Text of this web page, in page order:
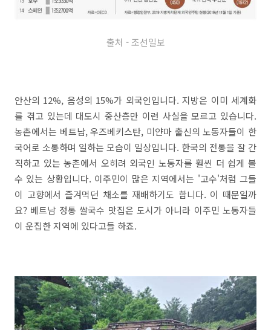
출처 - 조선일보
안산의 12%, 음성의 15%가 외국인입니다. 지방은 이미 세계화
를 겪고 있는데 대도시 중산층만 이런 사실을 모르고 있습니다.
농촌에서는 베트남, 우즈베키스탄, 미얀마 출신의 노동자들이 한
국어로 소통하며 일하는 모습이 일상입니다. 한국의 전통을 잘 간
직하고 있는 농촌에서 오히려 외국인 노동자를 훨씬 더 쉽게 볼
수 있는 상황입니다. 이주민이 많은 지역에서는 '고수'처럼 그들
이 고향에서 즐겨먹던 채소를 재배하기도 합니다. 이 때문일까
요? 베트남 정통 쌀국수 맛집은 도시가 아니라 이주민 노동자들
이 운집한 지역에 있다고들 하죠.